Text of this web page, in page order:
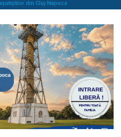
din Cluj-Napoca